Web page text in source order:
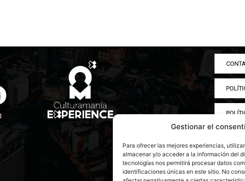
Gestionar el
Para ofrecer las mejores experiencias,
almacenar y/o acceder a la información del
tecnologías nos permitirá procesar datos
identificaciones únicas en este sitio. No